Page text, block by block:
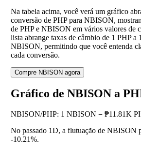
Na tabela acima, você verá um gráfico
conversão de PHP para NBISON,
de PHP e NBISON em vários valores de
lista abrange taxas de câmbio de 1 PHP a
NBISON, permitindo que você entenda
cada conversão.
Compre NBISON agora
Gráfico de NBISON a
NBISON/PHP: 1 NBISON = ₱11.81K
No passado 1D, a flutuação de NBISON
-10.21%.